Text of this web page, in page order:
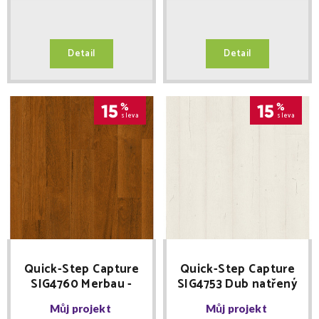
Detail Detail
15 %
sleva
Quick-Step Capture
SIG4760 Merbau -
laminátová podlaha
Můj projekt
15 %
sleva
Quick-Step Capture
SIG4753 Dub natřený
bílý - laminátová
podlaha
Můj projekt